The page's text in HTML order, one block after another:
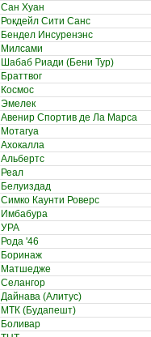
Сан Хуан
Рокдейл Сити Санс
Бендел Инсуренэнс
Милсами
Шабаб Риади (Бени Тур)
Браттвог
Космос
Эмелек
Авенир Спортив де Ла Марса
Мотагуа
Ахокалла
Альбертс
Реал
Белуиздад
Симко Каунти Роверс
Имбабура
УРА
Рода '46
Боринаж
Матшедже
Селангор
Дайнава (Алитус)
МТК (Будапешт)
Боливар